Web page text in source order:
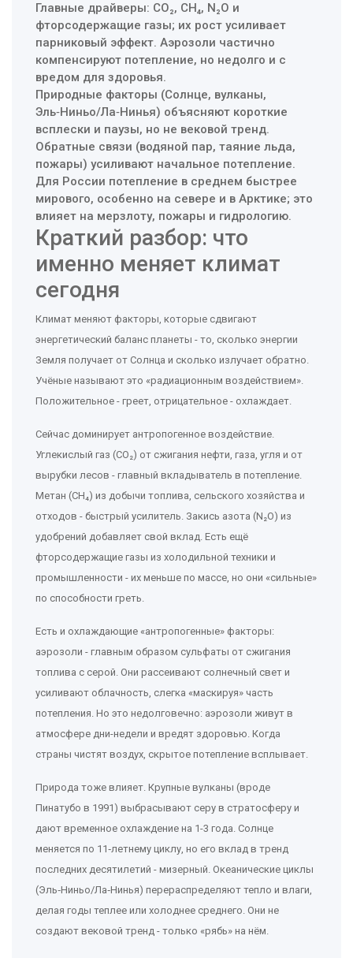
Главные драйверы: CO₂, CH₄, N₂O и
фторсодержащие газы; их рост усиливает
парниковый эффект. Аэрозоли частично
компенсируют потепление, но недолго и с
вредом для здоровья.
Природные факторы (Солнце, вулканы,
Эль‑Ниньо/Ла‑Нинья) объясняют короткие
всплески и паузы, но не вековой тренд.
Обратные связи (водяной пар, таяние льда,
пожары) усиливают начальное потепление.
Для России потепление в среднем быстрее
мирового, особенно на севере и в Арктике; это
влияет на мерзлоту, пожары и гидрологию.
Краткий разбор: что
именно меняет климат
сегодня
Климат меняют факторы, которые сдвигают
энергетический баланс планеты - то, сколько энергии
Земля получает от Солнца и сколько излучает обратно.
Учёные называют это «радиационным воздействием».
Положительное - греет, отрицательное - охлаждает.
Сейчас доминирует антропогенное воздействие.
Углекислый газ (CO₂) от сжигания нефти, газа, угля и от
вырубки лесов - главный вкладыватель в потепление.
Метан (CH₄) из добычи топлива, сельского хозяйства и
отходов - быстрый усилитель. Закись азота (N₂O) из
удобрений добавляет свой вклад. Есть ещё
фторсодержащие газы из холодильной техники и
промышленности - их меньше по массе, но они «сильные»
по способности греть.
Есть и охлаждающие «антропогенные» факторы:
аэрозоли - главным образом сульфаты от сжигания
топлива с серой. Они рассеивают солнечный свет и
усиливают облачность, слегка «маскируя» часть
потепления. Но это недолговечно: аэрозоли живут в
атмосфере дни-недели и вредят здоровью. Когда
страны чистят воздух, скрытое потепление всплывает.
Природа тоже влияет. Крупные вулканы (вроде
Пинатубо в 1991) выбрасывают серу в стратосферу и
дают временное охлаждение на 1-3 года. Солнце
меняется по 11‑летнему циклу, но его вклад в тренд
последних десятилетий - мизерный. Океанические циклы
(Эль‑Ниньо/Ла‑Нинья) перераспределяют тепло и влаги,
делая годы теплее или холоднее среднего. Они не
создают вековой тренд - только «рябь» на нём.